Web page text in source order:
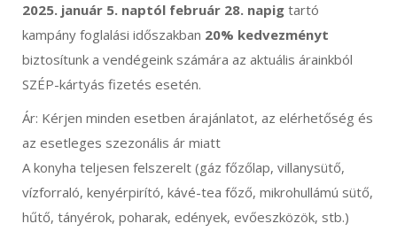
2025. január 5. naptól február 28. napig tartó
kampány foglalási időszakban 20% kedvezményt
biztosítunk a vendégeink számára az aktuális árainkból
SZÉP-kártyás fizetés esetén.
Ár: Kérjen minden esetben árajánlatot, az elérhetőség és
az esetleges szezonális ár miatt
A konyha teljesen felszerelt (gáz főzőlap, villanysütő,
vízforraló, kenyérpirító, kávé-tea főző, mikrohullámú sütő,
hűtő, tányérok, poharak, edények, evőeszközök, stb.)